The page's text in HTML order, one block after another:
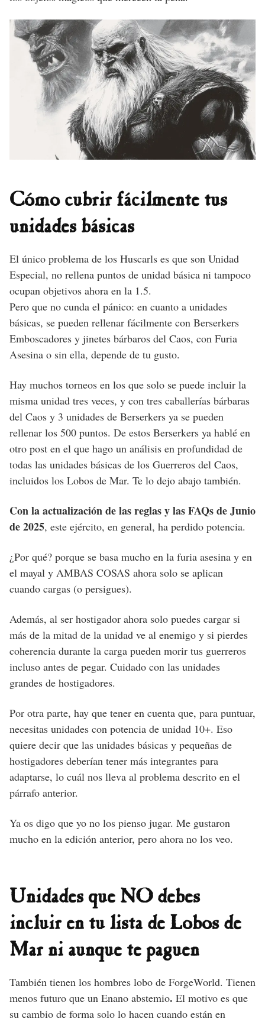
Cómo cubrir fácilmente tus
unidades básicas
El único problema de los Huscarls es que son Unidad
Especial, no rellena puntos de unidad básica ni tampoco
ocupan objetivos ahora en la 1.5.
Pero que no cunda el pánico: en cuanto a unidades
básicas, se pueden rellenar fácilmente con Berserkers
Emboscadores y jinetes bárbaros del Caos, con Furia
Asesina o sin ella, depende de tu gusto.
Hay muchos torneos en los que solo se puede incluir la
misma unidad tres veces, y con tres caballerías bárbaras
del Caos y 3 unidades de Berserkers ya se pueden
rellenar los 500 puntos. De estos Berserkers ya hablé en
otro post en el que hago un análisis en profundidad de
todas las unidades básicas de los Guerreros del Caos,
incluidos los Lobos de Mar. Te lo dejo abajo también.
Con la actualización de las reglas y las FAQs de Junio
de 2025, este ejército, en general, ha perdido potencia.
¿Por qué? porque se basa mucho en la furia asesina y en
el mayal y AMBAS COSAS ahora solo se aplican
cuando cargas (o persigues).
Además, al ser hostigador ahora solo puedes cargar si
más de la mitad de la unidad ve al enemigo y si pierdes
coherencia durante la carga pueden morir tus guerreros
incluso antes de pegar. Cuidado con las unidades
grandes de hostigadores.
Por otra parte, hay que tener en cuenta que, para puntuar,
necesitas unidades con potencia de unidad 10+. Eso
quiere decir que las unidades básicas y pequeñas de
hostigadores deberían tener más integrantes para
adaptarse, lo cuál nos lleva al problema descrito en el
párrafo anterior.
Ya os digo que yo no los pienso jugar. Me gustaron
mucho en la edición anterior, pero ahora no los veo.
Unidades que NO debes
incluir en tu lista de Lobos de
Mar ni aunque te paguen
También tienen los hombres lobo de ForgeWorld. Tienen
menos futuro que un Enano abstemio. El motivo es que
su cambio de forma solo lo hacen cuando están en